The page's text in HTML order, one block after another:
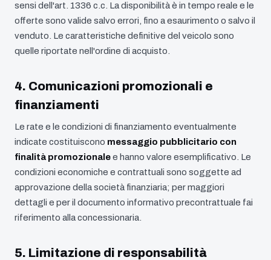
sensi dell'art. 1336 c.c. La disponibilità è in tempo reale e le
offerte sono valide salvo errori, fino a esaurimento o salvo il
venduto. Le caratteristiche definitive del veicolo sono
quelle riportate nell'ordine di acquisto.
4. Comunicazioni promozionali e
finanziamenti
Le rate e le condizioni di finanziamento eventualmente
indicate costituiscono messaggio pubblicitario con
finalità promozionalee hanno valore esemplificativo. Le
condizioni economiche e contrattuali sono soggette ad
approvazione della società finanziaria; per maggiori
dettagli e per il documento informativo precontrattuale fai
riferimento alla concessionaria.
5. Limitazione di responsabilità